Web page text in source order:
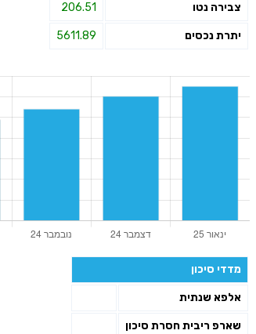
צבירה נטו 206.51
יתרת נכסים 5611.89
מדדי סיכון
אלפא שנתית
שארפ ריבית חסרת סיכון